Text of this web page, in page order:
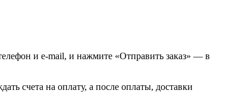
и e-mail, и нажмите «Отправить заказ» — в
счета на оплату, а после оплаты, доставки